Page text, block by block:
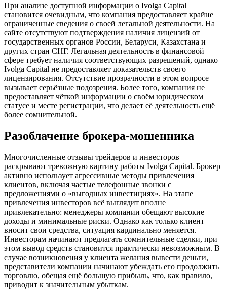
При анализе доступной информации о Ivolga Capital
становится очевидным, что компания предоставляет крайне
ограниченные сведения о своей легальной деятельности. На
сайте отсутствуют подтверждения наличия лицензий от
государственных органов России, Беларуси, Казахстана и
других стран СНГ. Легальная деятельность в финансовой
сфере требует наличия соответствующих разрешений, однако
Ivolga Capital не предоставляет доказательств своего
лицензирования. Отсутствие прозрачности в этом вопросе
вызывает серьёзные подозрения. Более того, компания не
предоставляет чёткой информации о своём юридическом
статусе и месте регистрации, что делает её деятельность ещё
более сомнительной.
Разоблачение брокера-мошенника
Многочисленные отзывы трейдеров и инвесторов
раскрывают тревожную картину работы Ivolga Capital. Брокер
активно использует агрессивные методы привлечения
клиентов, включая частые телефонные звонки с
предложениями о «выгодных инвестициях». На этапе
привлечения инвесторов всё выглядит вполне
привлекательно: менеджеры компании обещают высокие
доходы и минимальные риски. Однако как только клиент
вносит свои средства, ситуация кардинально меняется.
Инвесторам начинают предлагать сомнительные сделки, при
этом вывод средств становится практически невозможным. В
случае возникновения у клиента желания вывести деньги,
представители компании начинают убеждать его продолжить
торговлю, обещая ещё большую прибыль, что, как правило,
приводит к значительным убыткам.